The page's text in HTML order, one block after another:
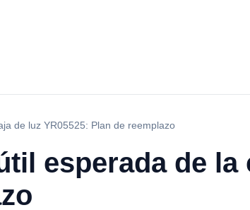
de luz YR05525: Plan de reemplazo
esperada de la